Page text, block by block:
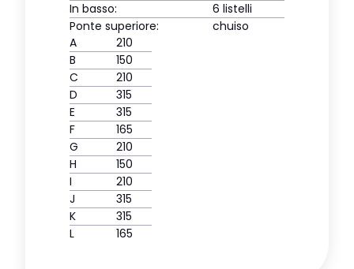
In basso:
6 listelli
Ponte superiore:
chuiso
A
210
B
150
C
210
D
315
E
315
F
165
G
210
H
150
I
210
J
315
K
315
L
165